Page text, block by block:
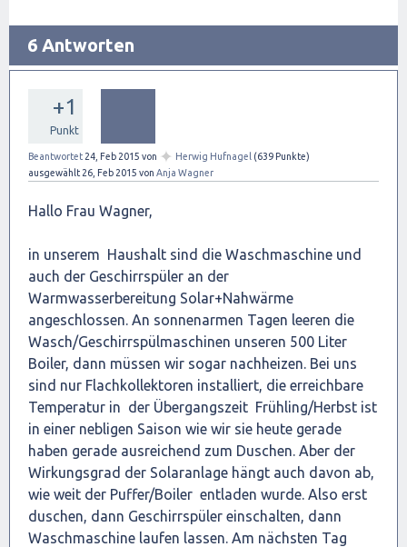
6 Antworten
+1
Punkt
Beantwortet 24, Feb 2015 von ✦ Herwig Hufnagel (639 Punkte)
ausgewählt 26, Feb 2015 von Anja Wagner
Hallo Frau Wagner,
in unserem Haushalt sind die Waschmaschine und
auch der Geschirrspüler an der
Warmwasserbereitung Solar+Nahwärme
angeschlossen. An sonnenarmen Tagen leeren die
Wasch/Geschirrspülmaschinen unseren 500 Liter
Boiler, dann müssen wir sogar nachheizen. Bei uns
sind nur Flachkollektoren installiert, die erreichbare
Temperatur in der Übergangszeit Frühling/Herbst ist
in einer nebligen Saison wie wir sie heute gerade
haben gerade ausreichend zum Duschen. Aber der
Wirkungsgrad der Solaranlage hängt auch davon ab,
wie weit der Puffer/Boiler entladen wurde. Also erst
duschen, dann Geschirrspüler einschalten, dann
Waschmaschine laufen lassen. Am nächsten Tag